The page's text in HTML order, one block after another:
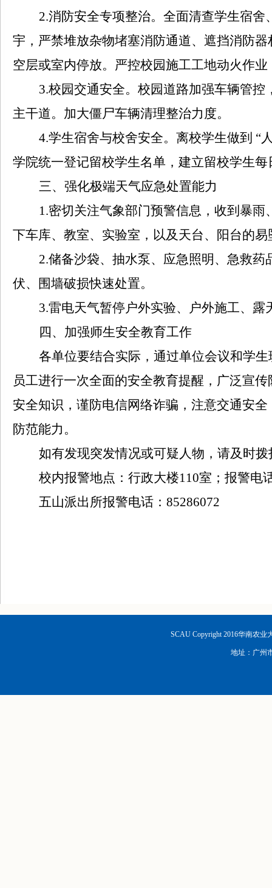
2.消防安全专项整治。全面清查学生宿
宇，严禁堆放杂物堵塞消防通道、遮挡消防
空层或室内停放。严控校园施工工地动火作
3.校园交通安全。校园道路加强车辆管
主干道。加大僵尸车辆清理整治力度。
4.学生宿舍与校舍安全。离校学生做到 “
学院统一登记留校学生名单，建立留校学生
三、强化极端天气应急处置能力
1.密切关注气象部门预警信息，收到暴
下车库、教室、实验室，以及天台、阳台的易
2.储备沙袋、抽水泵、应急照明、急救
伏、围墙破损快速处置。
3.雷电天气暂停户外实验、户外施工、
四、加强师生安全教育工作
各单位要结合实际，通过单位会议和学
员工进行一次全面的安全教育提醒，广泛宣
安全知识，谨防电信网络诈骗，注意交通安
防范能力。
如有发现突发情况或可疑人物，请及时
校内报警地点：行政大楼110室；报警电
五山派出所报警电话： 85286072
SCAU Copyright 2016华南农业
地址：广州